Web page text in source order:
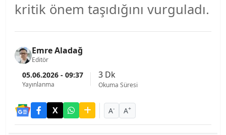
kritik önem taşıdığını vurguladı.
Emre Aladağ
Editör
05.06.2026 - 09:37
Yayınlanma
3 Dk
Okuma Süresi
A- A+